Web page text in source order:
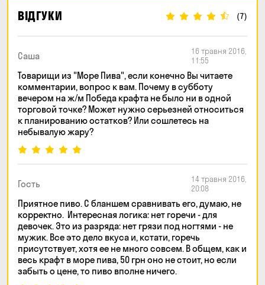
ВІДГУКИ (7)
Саша
16 травня 2016,
11:55
Товарищи из "Море Пива", если конечно Вы читаете
комментарии, вопрос к вам. Почему в субботу
вечером на ж/м Победа крафта не было ни в одной
торговой точке? Может нужно серьезней относиться
к планированию остатков? Или сошлетесь на
небывалую жару?
Гость
14 травня 2016,
20:08
Приятное пиво. С бланшем сравнивать его, думаю, не
корректно. Интересная логика: нет горечи - для
девочек. Это из разряда: нет грязи под ногтями - не
мужик. Все это дело вкуса и, кстати, горечь
присутствует, хотя ее не много совсем. В общем, как и
весь крафт в море пива, 50 грн оно не стоит, но если
забыть о цене, то пиво вполне ничего.